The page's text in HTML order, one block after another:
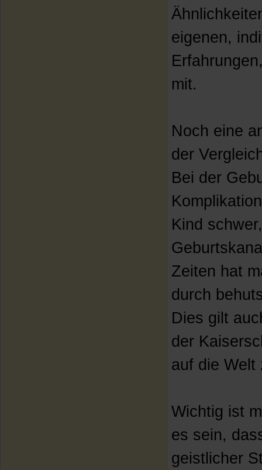
eigenen,
mit.
Noch eine
der
Bei der
Kind
Zeiten hat
durch
Dies gilt
der
auf die Welt
Wichtig ist
es sein,
geistlicher